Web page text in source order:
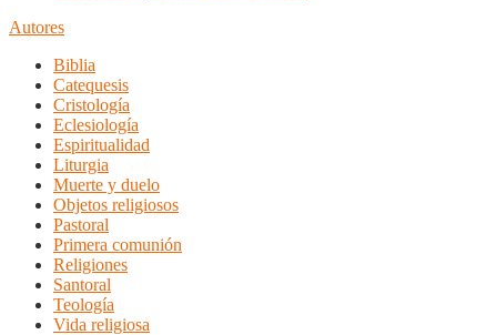
Autores
Biblia
Catequesis
Cristología
Eclesiología
Espiritualidad
Liturgia
Muerte y duelo
Objetos religiosos
Pastoral
Primera comunión
Religiones
Santoral
Teología
Vida religiosa